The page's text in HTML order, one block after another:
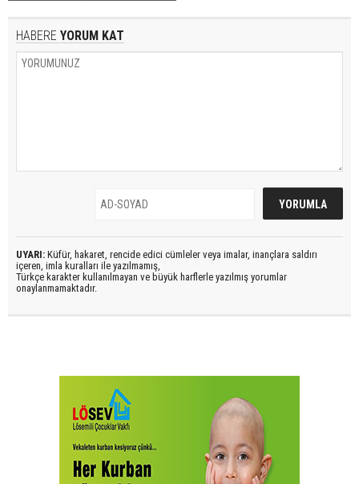
HABERE YORUM KAT
UYARI: Küfür, hakaret, rencide edici cümleler veya imalar, inançlara saldırı
içeren, imla kuralları ile yazılmamış,
Türkçe karakter kullanılmayan ve büyük harflerle yazılmış yorumlar
onaylanmamaktadır.